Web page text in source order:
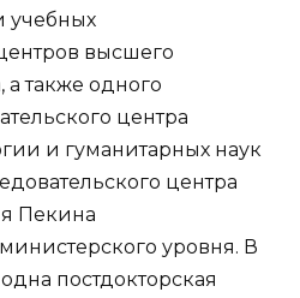
учебных
высшего
также одного
центра
и гуманитарных наук
центра
Пекина
уровня. В
постдокторская